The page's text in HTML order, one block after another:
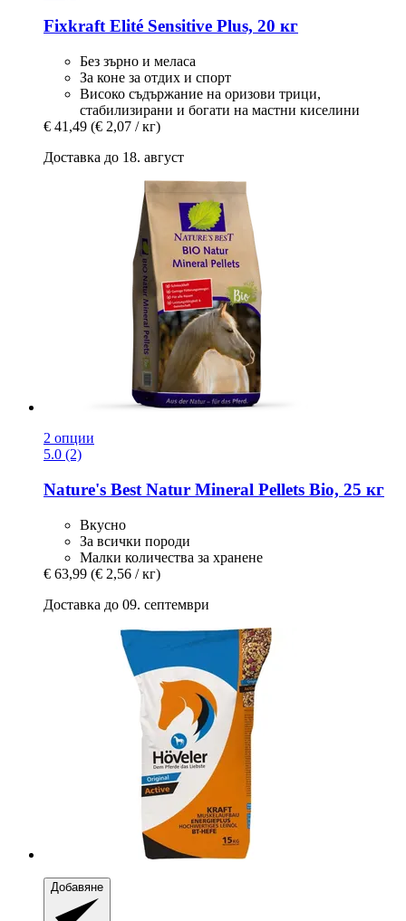
Fixkraft Elité Sensitive Plus, 20 кг
Без зърно и меласа
За коне за отдих и спорт
Високо съдържание на оризови трици,
стабилизирани и богати на мастни киселини
€ 41,49 (€ 2,07 / кг)
Доставка до 18. август
2 опции
5.0 (2)
Nature's Best Natur Mineral Pellets Bio, 25 кг
Вкусно
За всички породи
Малки количества за хранене
€ 63,99 (€ 2,56 / кг)
Доставка до 09. септември
Добавяне